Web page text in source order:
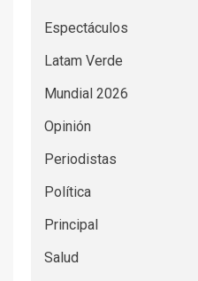
Espectáculos
Latam Verde
Mundial 2026
Opinión
Periodistas
Política
Principal
Salud